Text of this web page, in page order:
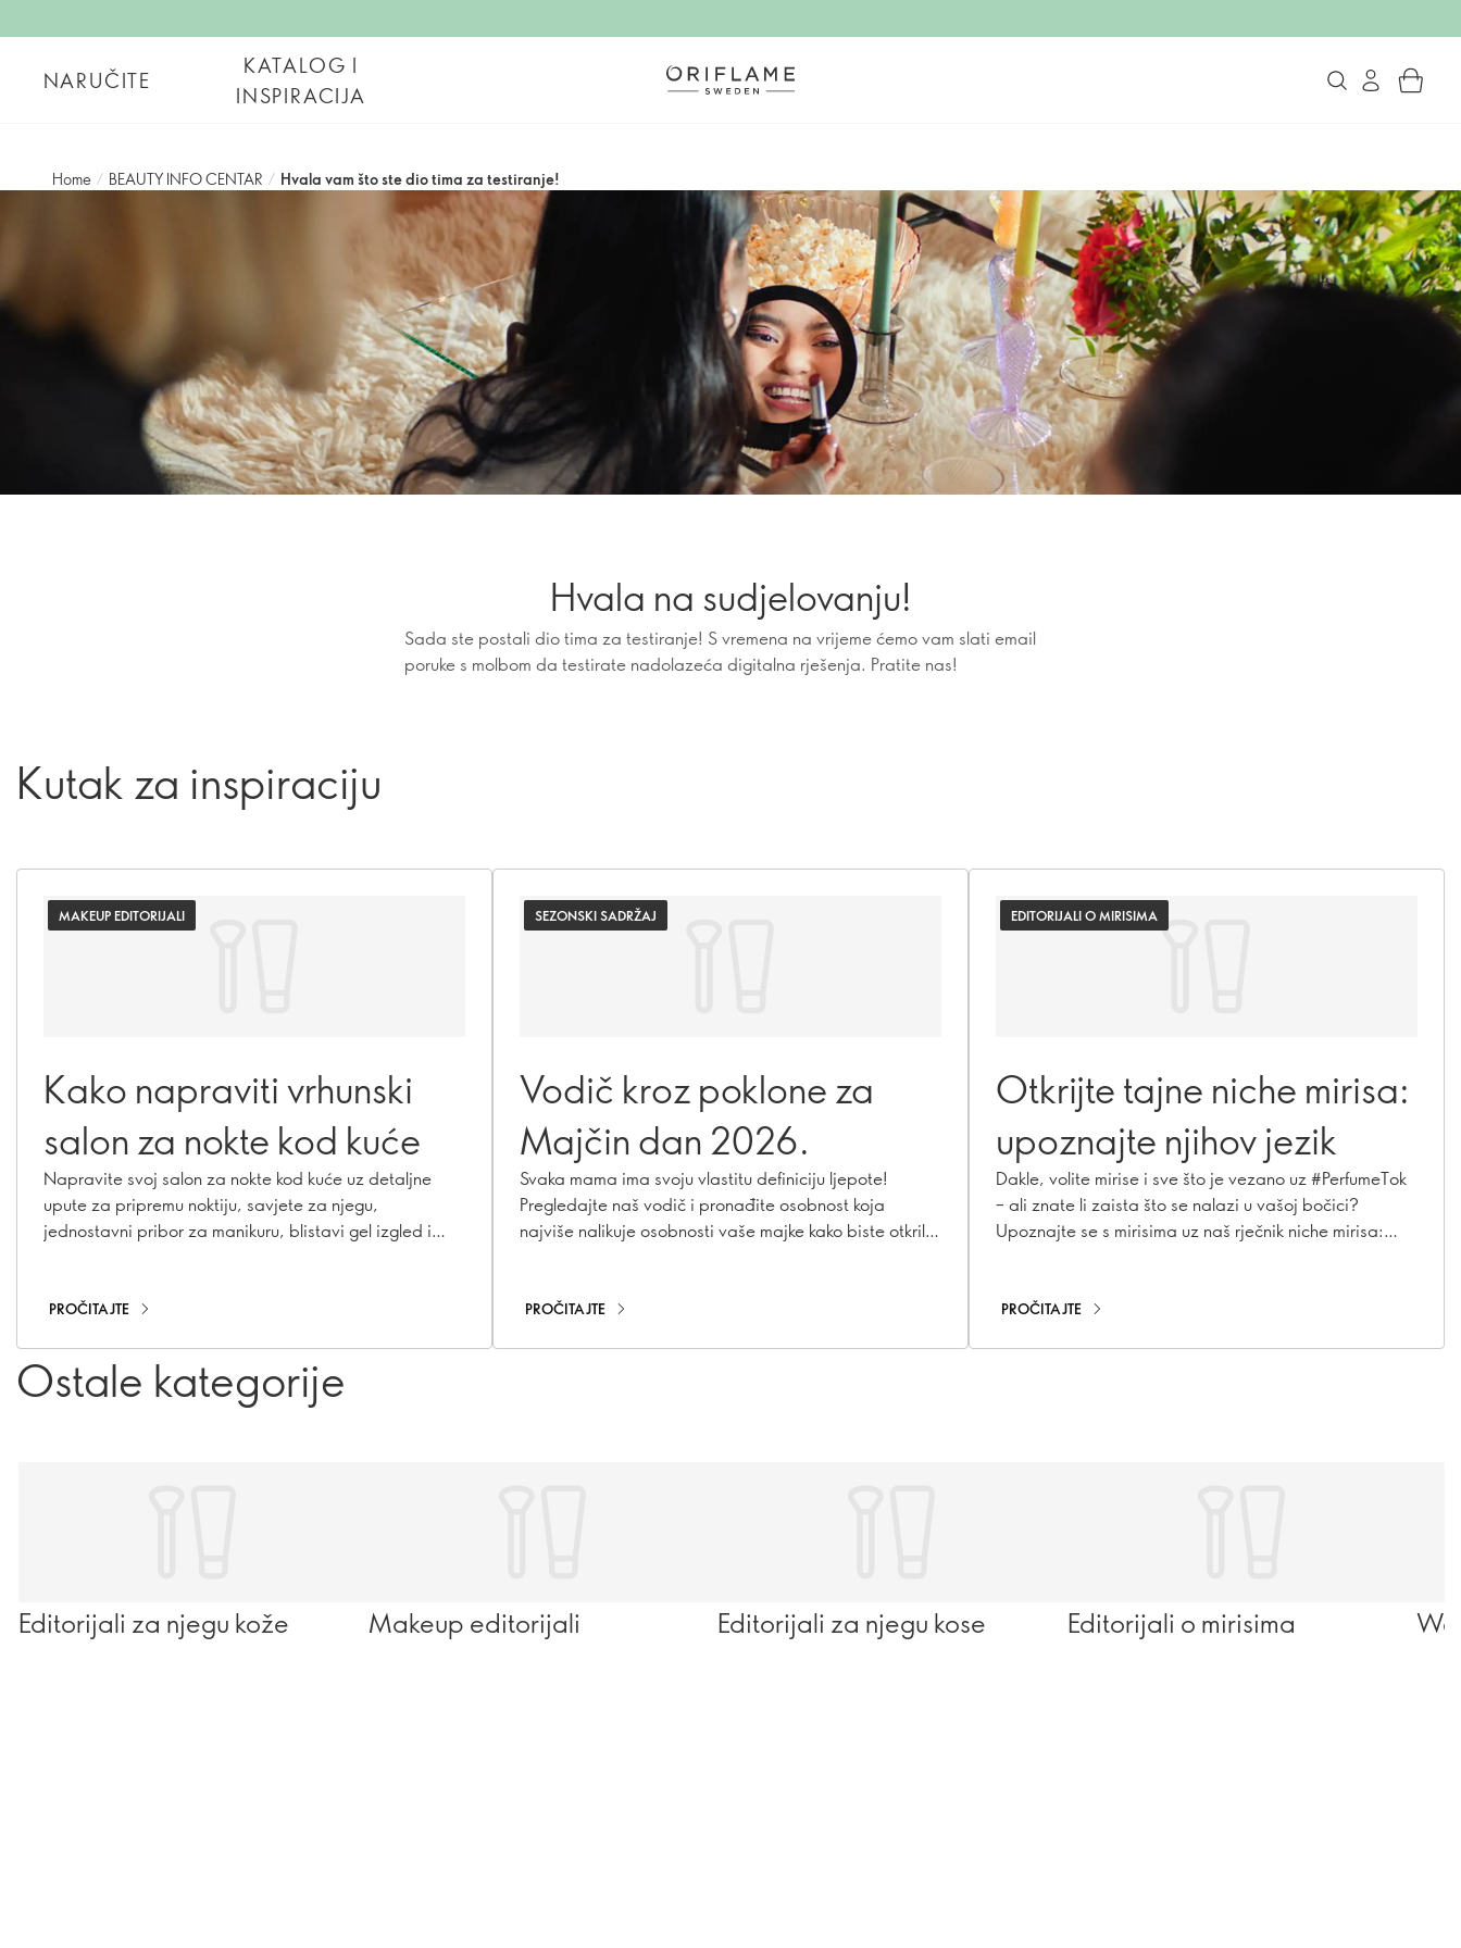
NARUČITE
KATALOG I
INSPIRACIJA
Home / BEAUTY INFO CENTAR / Hvala vam što ste dio tima za testiranje!
Hvala na sudjelovanju!
Sada ste postali dio tima za testiranje! S vremena na vrijeme ćemo vam slati email
poruke s molbom da testirate nadolazeća digitalna rješenja. Pratite nas!
Kutak za inspiraciju
MAKEUP EDITORIJALI
Kako napraviti vrhunski
salon za nokte kod kuće
Napravite svoj salon za nokte kod kuće uz detaljne
upute za pripremu noktiju, savjete za njegu,
jednostavni pribor za manikuru, blistavi gel izgled i
PROČITAJTE
SEZONSKI SADRŽAJ
Vodič kroz poklone za
Majčin dan 2026.
Svaka mama ima svoju vlastitu definiciju ljepote!
Pregledajte naš vodič i pronađite osobnost koja
najviše nalikuje osobnosti vaše majke kako biste otkrili
PROČITAJTE
EDITORIJALI O MIRISIMA
Otkrijte tajne niche mirisa:
upoznajte njihov jezik
Dakle, volite mirise i sve što je vezano uz #PerfumeTok
– ali znate li zaista što se nalazi u vašoj bočici?
Upoznajte se s mirisima uz naš rječnik niche mirisa:
sve što vam je potrebno da zvučite (i mirišete) kao
PROČITAJTE
Ostale kategorije
Editorijali za njegu kože Makeup editorijali Editorijali za njegu kose Editorijali o mirisima